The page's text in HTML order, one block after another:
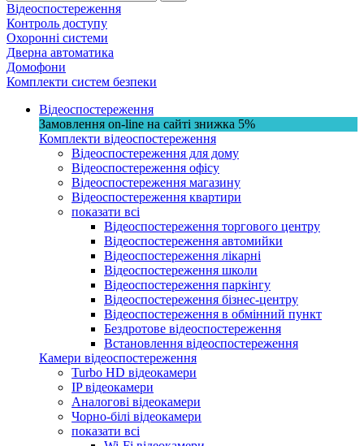
Відеоспостереження
Контроль доступу
Охоронні системи
Дверна автоматика
Домофони
Комплекти систем безпеки
Відеоспостереження
Замовлення on-line на сайті знижка 5%
Комплекти відеоспостереження
Відеоспостереження для дому
Відеоспостереження офісу
Відеоспостереження магазину
Відеоспостереження квартири
показати всі
Відеоспостереження торгового центру
Відеоспостереження автомийки
Відеоспостереження лікарні
Відеоспостереження школи
Відеоспостереження паркінгу
Відеоспостереження бізнес-центру
Відеоспостереження в обмінний пункт
Бездротове відеоспостереження
Встановлення відеоспостереження
Камери відеоспостереження
Turbo HD відеокамери
IP відеокамери
Аналогові відеокамери
Чорно-білі відеокамери
показати всі